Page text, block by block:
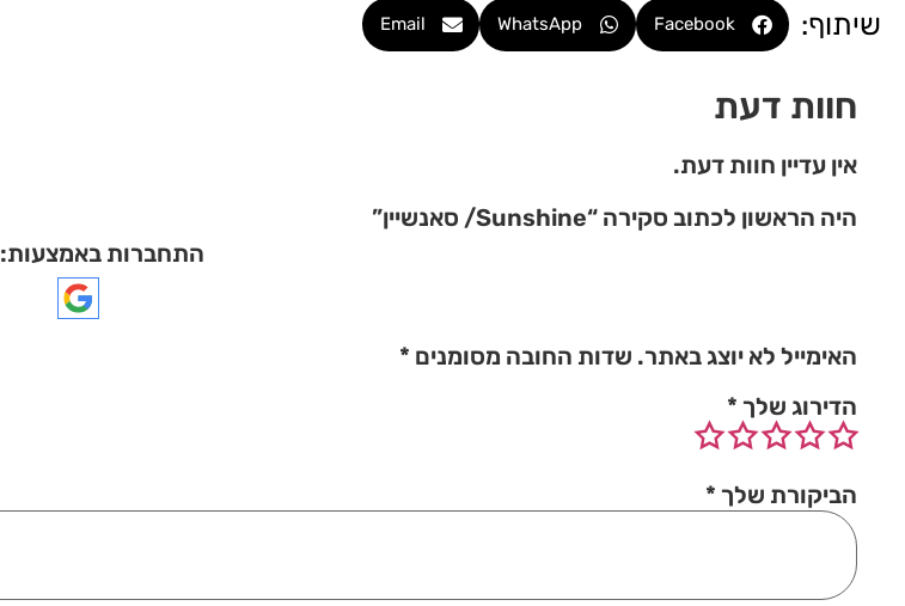
שיתוף: Facebook
WhatsApp
Email
חוות דעת
אין עדיין חוות דעת.
היה הראשון לכתוב סקירה “Sunshine/ סאנשיין”
התחברות באמצעות:
האימייל לא יוצג באתר. שדות החובה מסומנים *
הדירוג שלך *
הביקורת שלך *